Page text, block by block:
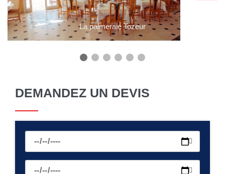
La palmeraie Tozeur
DEMANDEZ UN DEVIS